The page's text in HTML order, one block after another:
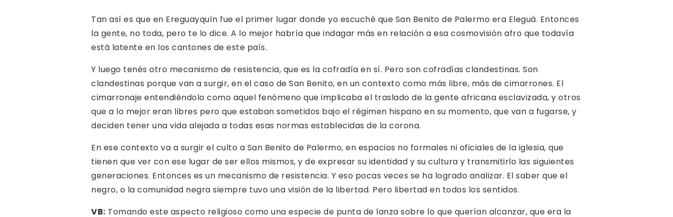
Tan así es que en Ereguayquín fue el primer lugar donde yo escuché que San Benito de Palermo era Eleguá. Entonces
la gente, no toda, pero te lo dice. A lo mejor habría que indagar más en relación a esa cosmovisión afro que todavía
está latente en los cantones de este país.
Y luego tenés otro mecanismo de resistencia, que es la cofradía en sí. Pero son cofradías clandestinas. Son
clandestinas porque van a surgir, en el caso de San Benito, en un contexto como más libre, más de cimarrones. El
cimarronaje entendiéndolo como aquel fenómeno que implicaba el traslado de la gente africana esclavizada, y otros
que a lo mejor eran libres pero que estaban sometidos bajo el régimen hispano en su momento, que van a fugarse, y
deciden tener una vida alejada a todas esas normas establecidas de la corona.
En ese contexto va a surgir el culto a San Benito de Palermo, en espacios no formales ni oficiales de la iglesia, que
tienen que ver con ese lugar de ser ellos mismos, y de expresar su identidad y su cultura y transmitirlo las siguientes
generaciones. Entonces es un mecanismo de resistencia. Y eso pocas veces se ha logrado analizar. El saber que el
negro, o la comunidad negra siempre tuvo una visión de la libertad. Pero libertad en todos los sentidos.
VB: Tomando este aspecto religioso como una especie de punta de lanza sobre lo que querían alcanzar, que era la